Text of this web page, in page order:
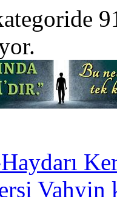
Vahyin